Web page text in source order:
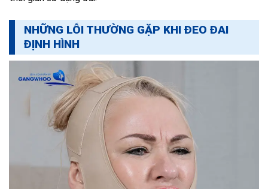
NHỮNG LỖI THƯỜNG GẶP KHI ĐEO ĐAI
ĐỊNH HÌNH